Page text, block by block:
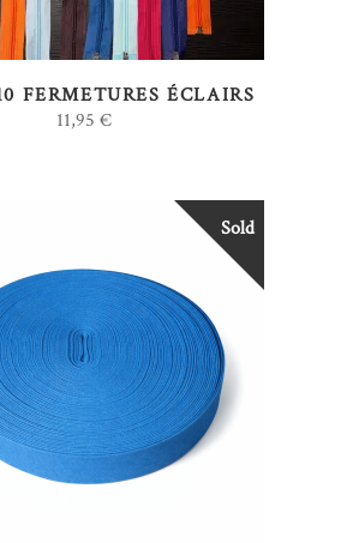
FERMETURES ÉCLAIRS
11,95 €
Sold
LIRE LA SUITE